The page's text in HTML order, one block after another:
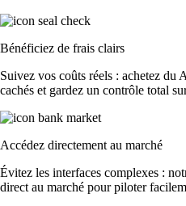
Bénéficiez de frais clairs
Suivez vos coûts réels : achetez du
cachés et gardez un contrôle total
Accédez directement au marché
Évitez les interfaces complexes :
direct au marché pour piloter